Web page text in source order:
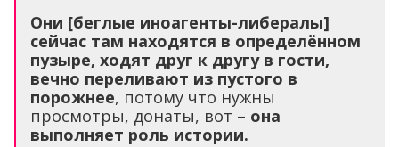
Они [беглые иноагенты-либералы]
сейчас там находятся в определённом
пузыре, ходят друг к другу в гости,
вечно переливают из пустого в
порожнее, потому что нужны
просмотры, донаты, вот – она
выполняет роль истории.